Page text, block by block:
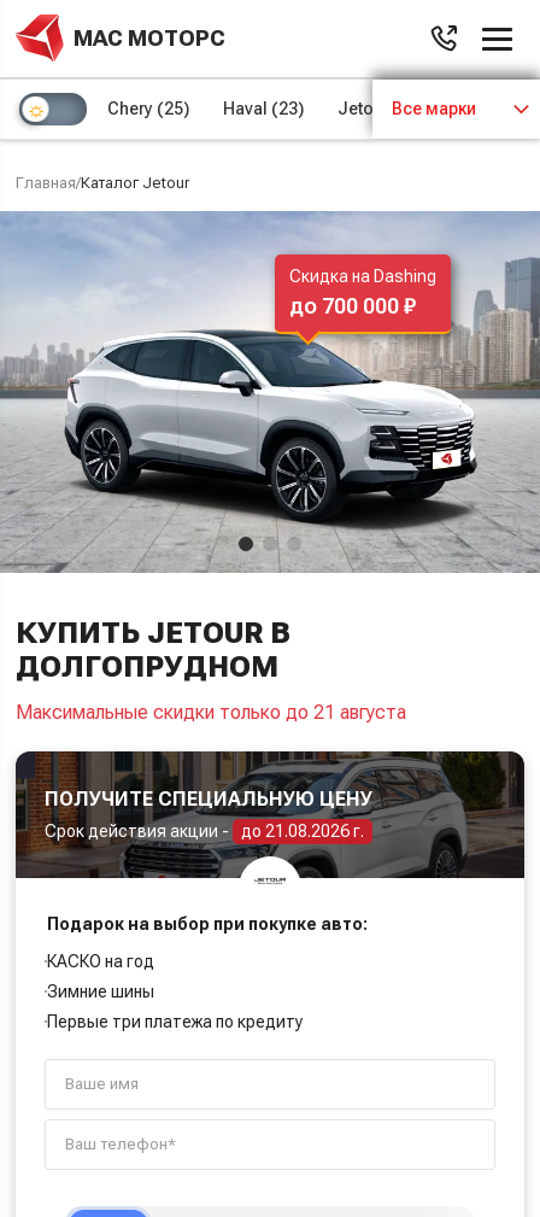
МАС МОТОРС
Chery (25) Haval (23) Jetour (8) Kaiyi (4)
Все марки
Главная/Каталог Jetour
КУПИТЬ JETOUR В
ДОЛГОПРУДНОМ
Максимальные скидки только до 21 августа
ПОЛУЧИТЕ СПЕЦИАЛЬНУЮ ЦЕНУ
Срок действия акции - до 21.08.2026 г.
Подарок на выбор при покупке авто:
КАСКО на год
Зимние шины
Первые три платежа по кредиту
Скидка на Dashing
до 700 000 ₽